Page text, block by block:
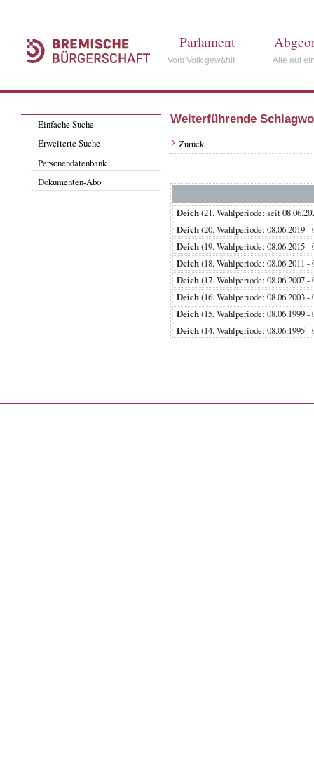
Parlament
Vom Volk gewählt Alle auf
Einfache Suche
Erweiterte Suche
Personendatenbank
Dokumenten-Abo
Weiterführende
Zurück
Deich(21. Wahlperiode: seit
Deich(20. Wahlperiode:
Deich(19. Wahlperiode:
Deich(18. Wahlperiode:
Deich(17. Wahlperiode:
Deich(16. Wahlperiode:
Deich(15. Wahlperiode:
Deich(14. Wahlperiode: